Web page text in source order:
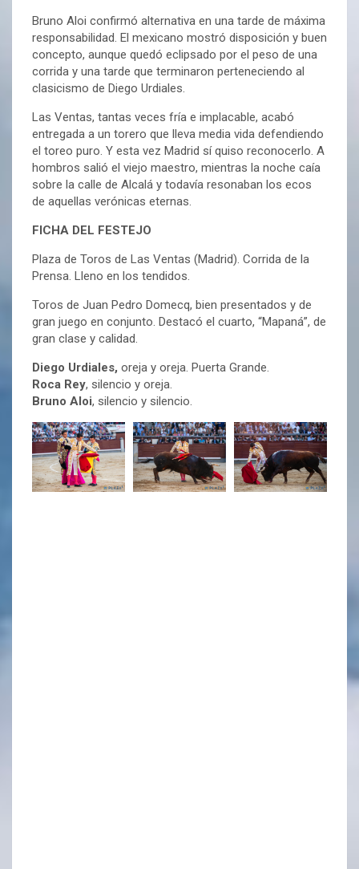
Bruno Aloi confirmó alternativa en una tarde de máxima
responsabilidad. El mexicano mostró disposición y buen
concepto, aunque quedó eclipsado por el peso de una
corrida y una tarde que terminaron perteneciendo al
clasicismo de Diego Urdiales.
Las Ventas, tantas veces fría e implacable, acabó
entregada a un torero que lleva media vida defendiendo
el toreo puro. Y esta vez Madrid sí quiso reconocerlo. A
hombros salió el viejo maestro, mientras la noche caía
sobre la calle de Alcalá y todavía resonaban los ecos
de aquellas verónicas eternas.
FICHA DEL FESTEJO
Plaza de Toros de Las Ventas (Madrid). Corrida de la
Prensa. Lleno en los tendidos.
Toros de Juan Pedro Domecq, bien presentados y de
gran juego en conjunto. Destacó el cuarto, “Mapaná”, de
gran clase y calidad.
Diego Urdiales, oreja y oreja. Puerta Grande.
Roca Rey, silencio y oreja.
Bruno Aloi, silencio y silencio.